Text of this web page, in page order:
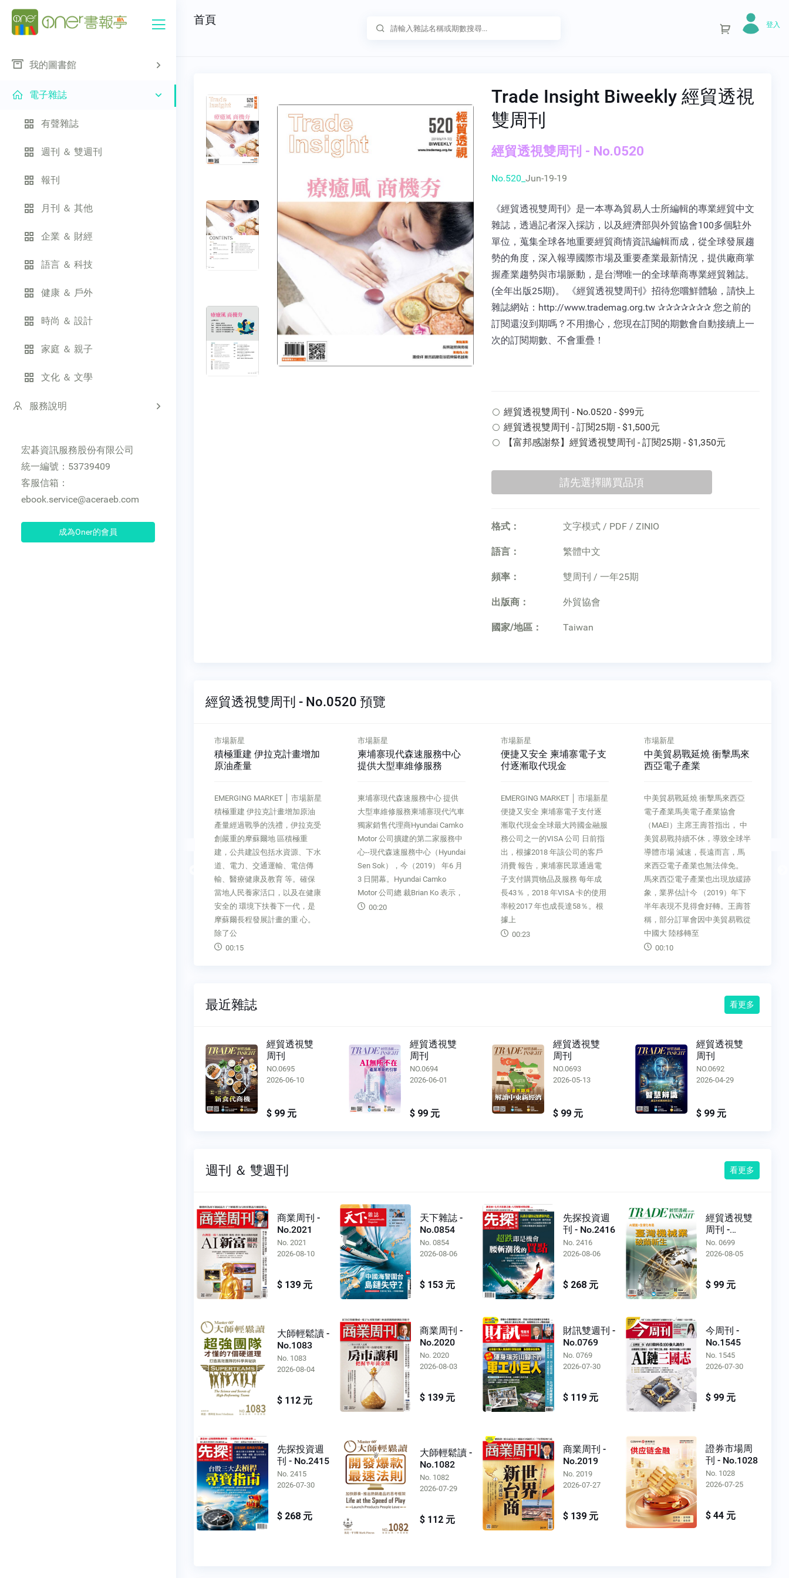
我的圖書館
電子雜誌
有聲雜誌
週刊 ＆ 雙週刊
報刊
月刊 ＆ 其他
企業 ＆ 財經
語言 ＆ 科技
健康 ＆ 戶外
時尚 ＆ 設計
家庭 ＆ 親子
文化 ＆ 文學
服務說明
宏碁資訊服務股份有限公司
統一編號：53739409
客服信箱：
ebook.service@aceraeb.com
成為Oner的會員
首頁 登入
Trade Insight Biweekly 經貿透視
雙周刊
經貿透視雙周刊 - No.0520
No.520_ Jun-19-19
《經貿透視雙周刊》是一本專為貿易人士所編輯的專業經貿中文
雜誌，透過記者深入採訪，以及經濟部與外貿協會100多個駐外
單位，蒐集全球各地重要經貿商情資訊編輯而成，從全球發展趨
勢的角度，深入報導國際市場及重要產業最新情況，提供廠商掌
握產業趨勢與市場脈動，是台灣唯一的全球華商專業經貿雜誌。
(全年出版25期)。 《經貿透視雙周刊》招待您嚐鮮體驗，請快上
雜誌網站：http://www.trademag.org.tw ✰✰✰✰✰✰✰ 您之前的
訂閱還沒到期嗎？不用擔心，您現在訂閱的期數會自動接續上一
次的訂閱期數、不會重疊！
經貿透視雙周刊 - No.0520 - $99元
經貿透視雙周刊 - 訂閱25期 - $1,500元
【富邦感謝祭】經貿透視雙周刊 - 訂閱25期 - $1,350元
格式： 文字模式 / PDF / ZINIO
語言： 繁體中文
頻率： 雙周刊 / 一年25期
出版商： 外貿協會
國家/地區： Taiwan
經貿透視雙周刊 - No.0520 預覽
Previous
市場新星
積極重建 伊拉克計畫增加
原油產量
EMERGING MARKET │ 市場新星
積極重建 伊拉克計畫增加原油
產量經過戰爭的洗禮，伊拉克受
創嚴重的摩蘇爾地 區積極重
建，公共建設包括水資源、下水
道、電力、交通運輸、電信傳
輸、醫療健康及教育 等。確保
當地人民養家活口，以及在健康
安全的 環境下扶養下一代，是
摩蘇爾長程發展計畫的重 心。
除了公
00:15
市場新星
柬埔寨現代森速服務中心
提供大型車維修服務
柬埔寨現代森速服務中心 提供
大型車維修服務柬埔寨現代汽車
獨家銷售代理商Hyundai Camko
Motor 公司擴建的第二家服務中
心--現代森速服務中心（Hyundai
Sen Sok），今（2019） 年6 月
3 日開幕。Hyundai Camko
Motor 公司總 裁Brian Ko 表示，
00:20
市場新星
便捷又安全 柬埔寨電子支
付逐漸取代現金
EMERGING MARKET │ 市場新星
便捷又安全 柬埔寨電子支付逐
漸取代現金全球最大跨國金融服
務公司之一的VISA 公司 日前指
出，根據2018 年該公司的客戶
消費 報告，柬埔寨民眾通過電
子支付購買物品及服務 每年成
長43％，2018 年VISA 卡的使用
率較2017 年也成長達58％。根
據上
00:23
市場新星
中美貿易戰延燒 衝擊馬來
西亞電子產業
中美貿易戰延燒 衝擊馬來西亞
電子產業馬美電子產業協會
（MAEI）主席王壽苔指出， 中
美貿易戰持續不休，導致全球半
導體市場 減速，長遠而言，馬
來西亞電子產業也無法倖免。
馬來西亞電子產業也出現放緩跡
象，業界估計今 （2019）年下
半年表現不見得會好轉。王壽苔
稱，部分訂單會因中美貿易戰從
中國大 陸移轉至
00:10
最近雜誌 看更多
經貿透視雙
周刊
NO.0695
2026-06-10
$ 99 元
經貿透視雙
周刊
NO.0694
2026-06-01
$ 99 元
經貿透視雙
周刊
NO.0693
2026-05-13
$ 99 元
經貿透視雙
周刊
NO.0692
2026-04-29
$ 99 元
週刊 ＆ 雙週刊 看更多
商業周刊 -
No.2021
No. 2021
2026-08-10
$ 139 元
天下雜誌 -
No.0854
No. 0854
2026-08-06
$ 153 元
先探投資週
刊 - No.2416
No. 2416
2026-08-06
$ 268 元
經貿透視雙
周刊 -
No.0699
No. 0699
2026-08-05
$ 99 元
大師輕鬆讀 -
No.1083
No. 1083
2026-08-04
$ 112 元
商業周刊 -
No.2020
No. 2020
2026-08-03
$ 139 元
財訊雙週刊 -
No.0769
No. 0769
2026-07-30
$ 119 元
今周刊 -
No.1545
No. 1545
2026-07-30
$ 99 元
先探投資週
刊 - No.2415
No. 2415
2026-07-30
$ 268 元
大師輕鬆讀 -
No.1082
No. 1082
2026-07-29
$ 112 元
商業周刊 -
No.2019
No. 2019
2026-07-27
$ 139 元
證券市場周
刊 - No.1028
No. 1028
2026-07-25
$ 44 元